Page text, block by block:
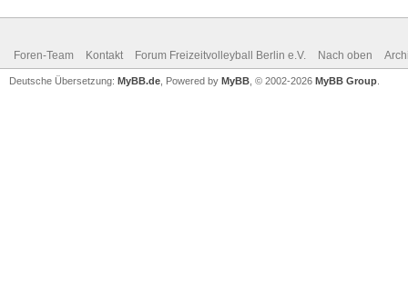
Foren-Team Kontakt Forum Freizeitvolleyball Berlin e.V. Nach oben
Deutsche Übersetzung: MyBB.de , Powered by MyBB , © 2002-2026 MyBB Group